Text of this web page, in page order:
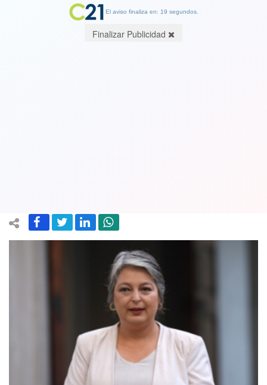
El aviso finaliza en: 19 segundos.
Finalizar Publicidad